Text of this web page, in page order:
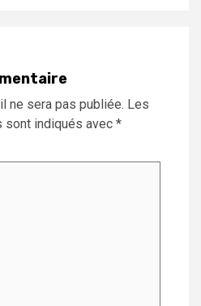
ne sera pas publiée. Les
sont indiqués avec *